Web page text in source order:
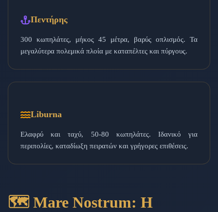
Πεντήρης
300 κωπηλάτες, μήκος 45 μέτρα, βαρύς οπλισμός. Τα
μεγαλύτερα πολεμικά πλοία με καταπέλτες και πύργους.
Liburna
Ελαφρύ και ταχύ, 50-80 κωπηλάτες. Ιδανικό για
περιπολίες, καταδίωξη πειρατών και γρήγορες επιθέσεις.
🗺️ Mare Nostrum: Η